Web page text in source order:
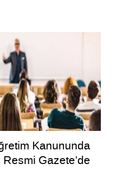
Kanununda
Gazete’de